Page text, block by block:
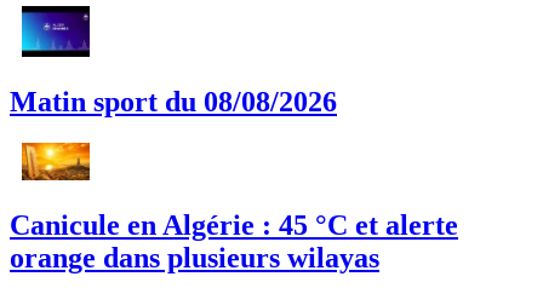
Matin sport du 08/08/2026
Canicule en Algérie : 45 °C et alerte
orange dans plusieurs wilayas